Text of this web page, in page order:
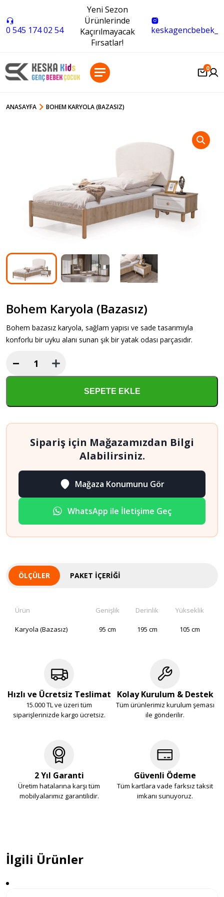
0 545 174 02 54
Yeni Sezon
Ürünlerinde
Kaçırılmayacak
Fırsatlar!
keskagencbebek_
0
ANASAYFA BOHEM KARYOLA (BAZASIZ)
Bohem Karyola (Bazasız)
Bohem bazasız karyola, sağlam yapısı ve sade tasarımıyla
konforlu bir uyku alanı sunan şık bir yatak odası parçasıdır.
Bohem
Karyola
adet
−
SEPETE EKLE
Sipariş için Mağazamızdan Bilgi
Alabilirsiniz.
Mağaza Konumunu Gör
WhatsApp ile İletişime Geç
ÖLÇÜLER PAKET İÇERIĞI
Ürün Genişlik Derinlik Yükseklik
Karyola (Bazasız) 95 cm 195 cm 105 cm
Hızlı ve Ücretsiz Teslimat
15.000 TL ve üzeri tüm
siparişlerinizde kargo ücretsiz.
Kolay Kurulum & Destek
Tüm ürünlerimiz kurulum şeması
ile gönderilir.
2 Yıl Garanti
Üretim hatalarına karşı tüm
mobilyalarımız garantilidir.
Güvenli Ödeme
Tüm kartlara vade farksız taksit
imkanı sunuyoruz.
İlgili Ürünler